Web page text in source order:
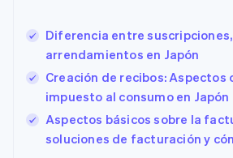
Diferencia entre
arrendamientos en Japón
Creación de recibos: Aspectos
impuesto al consumo en
Aspectos básicos sobre la
soluciones de facturación y
España
Estados Unidos
EnglishEspañol 简体中文
Estonia
Finlandia
EnglishSvenska